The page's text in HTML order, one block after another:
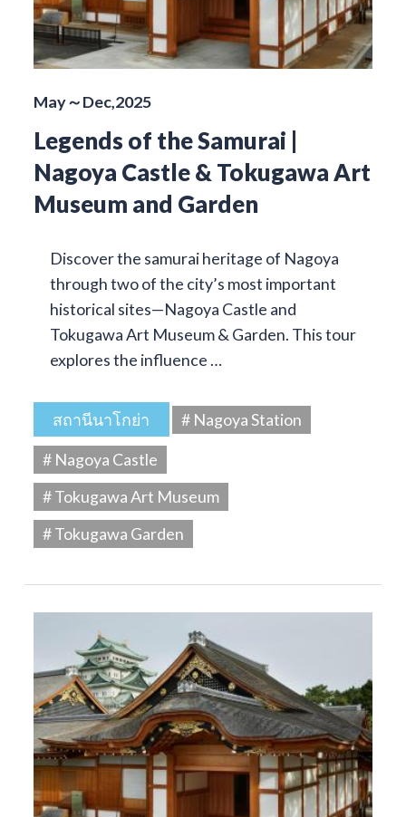
May～Dec,2025
Legends of the Samurai |
Nagoya Castle & Tokugawa Art
Museum and Garden
Discover the samurai heritage of Nagoya
through two of the city’s most important
historical sites—Nagoya Castle and
Tokugawa Art Museum & Garden. This tour
explores the influence …
สถานีนาโกย่า
# Nagoya Station
# Nagoya Castle
# Tokugawa Art Museum
# Tokugawa Garden